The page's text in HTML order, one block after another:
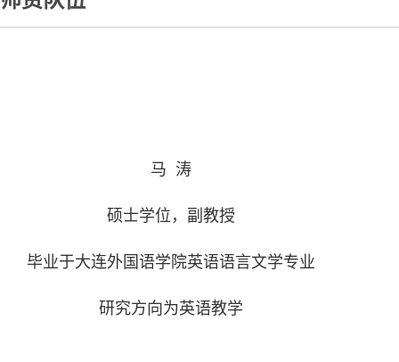
马 涛
硕士学位，副教授
毕业于大连外国语学院英语语言文学专业
研究方向为英语教学